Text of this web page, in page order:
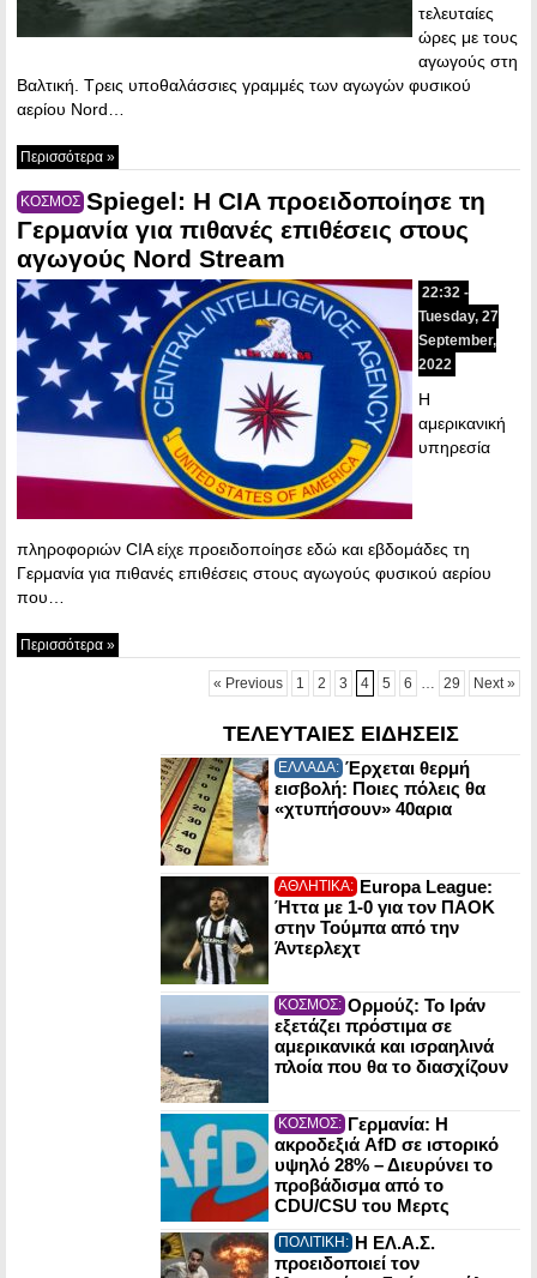
τελευταίες
ώρες με τους
αγωγούς στη
Βαλτική. Τρεις υποθαλάσσιες γραμμές των αγωγών φυσικού
αερίου Nord…
Περισσότερα »
ΚΟΣΜΟΣ Spiegel: Η CIA προειδοποίησε τη
Γερμανία για πιθανές επιθέσεις στους
αγωγούς Nord Stream
22:32 -
Tuesday, 27
September,
2022
Η
αμερικανική
υπηρεσία
πληροφοριών CIA είχε προειδοποίησε εδώ και εβδομάδες τη
Γερμανία για πιθανές επιθέσεις στους αγωγούς φυσικού αερίου
που…
Περισσότερα »
« Previous 1 2 3 4 5 6 29 Next »
ΤΕΛΕΥΤΑΙΕΣ ΕΙΔΗΣΕΙΣ
ΕΛΛΑΔΑ: Έρχεται θερμή
εισβολή: Ποιες πόλεις θα
«χτυπήσουν» 40αρια
ΑΘΛΗΤΙΚΑ: Europa League:
Ήττα με 1-0 για τον ΠΑΟΚ
στην Τούμπα από την
Άντερλεχτ
ΚΟΣΜΟΣ: Ορμούζ: Το Ιράν
εξετάζει πρόστιμα σε
αμερικανικά και ισραηλινά
πλοία που θα το διασχίζουν
ΚΟΣΜΟΣ: Γερμανία: Η
ακροδεξιά AfD σε ιστορικό
υψηλό 28% – Διευρύνει το
προβάδισμα από το
CDU/CSU του Μερτς
ΠΟΛΙΤΙΚΗ: Η ΕΛ.Α.Σ.
προειδοποιεί τον